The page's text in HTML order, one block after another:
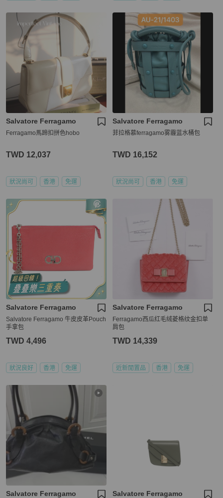
Salvatore Ferragamo
Ferragamo馬蹄扣拼色hobo
TWD 12,037
狀況尚可 香港 免運
Salvatore Ferragamo
菲拉格慕ferragamo雾霾蓝水桶包
TWD 16,152
狀況尚可 香港 免運
Salvatore Ferragamo
Salvatore Ferragamo 牛皮皮革Pouch
手拿包
TWD 4,496
狀況良好 香港 免運
Salvatore Ferragamo
Ferragamo西瓜红毛绒菱格纹金扣单
肩包
TWD 14,339
近新閒置品 香港 免運
Salvatore Ferragamo Salvatore Ferragamo